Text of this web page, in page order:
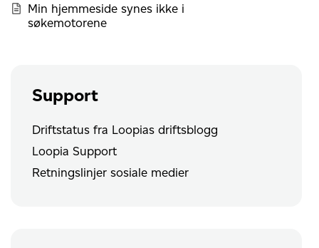
Min hjemmeside synes ikke i
søkemotorene
Support
Driftstatus fra Loopias driftsblogg
Loopia Support
Retningslinjer sosiale medier